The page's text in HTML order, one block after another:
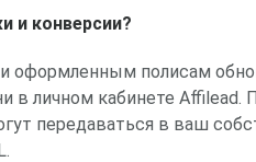
и конверсии?
оформленным полисам
в личном кабинете Affilead.
передаваться в ваш